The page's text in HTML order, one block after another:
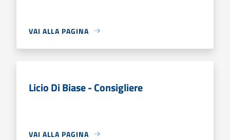
VAI ALLA PAGINA
Licio Di Biase - Consigliere
VAI ALLA PAGINA